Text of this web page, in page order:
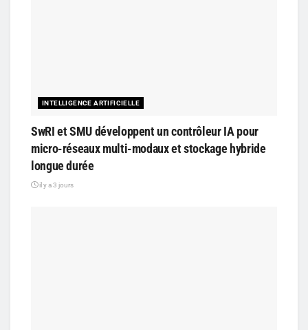
INTELLIGENCE ARTIFICIELLE
SwRI et SMU développent un contrôleur IA pour
micro-réseaux multi-modaux et stockage hybride
longue durée
il y a 3 jours